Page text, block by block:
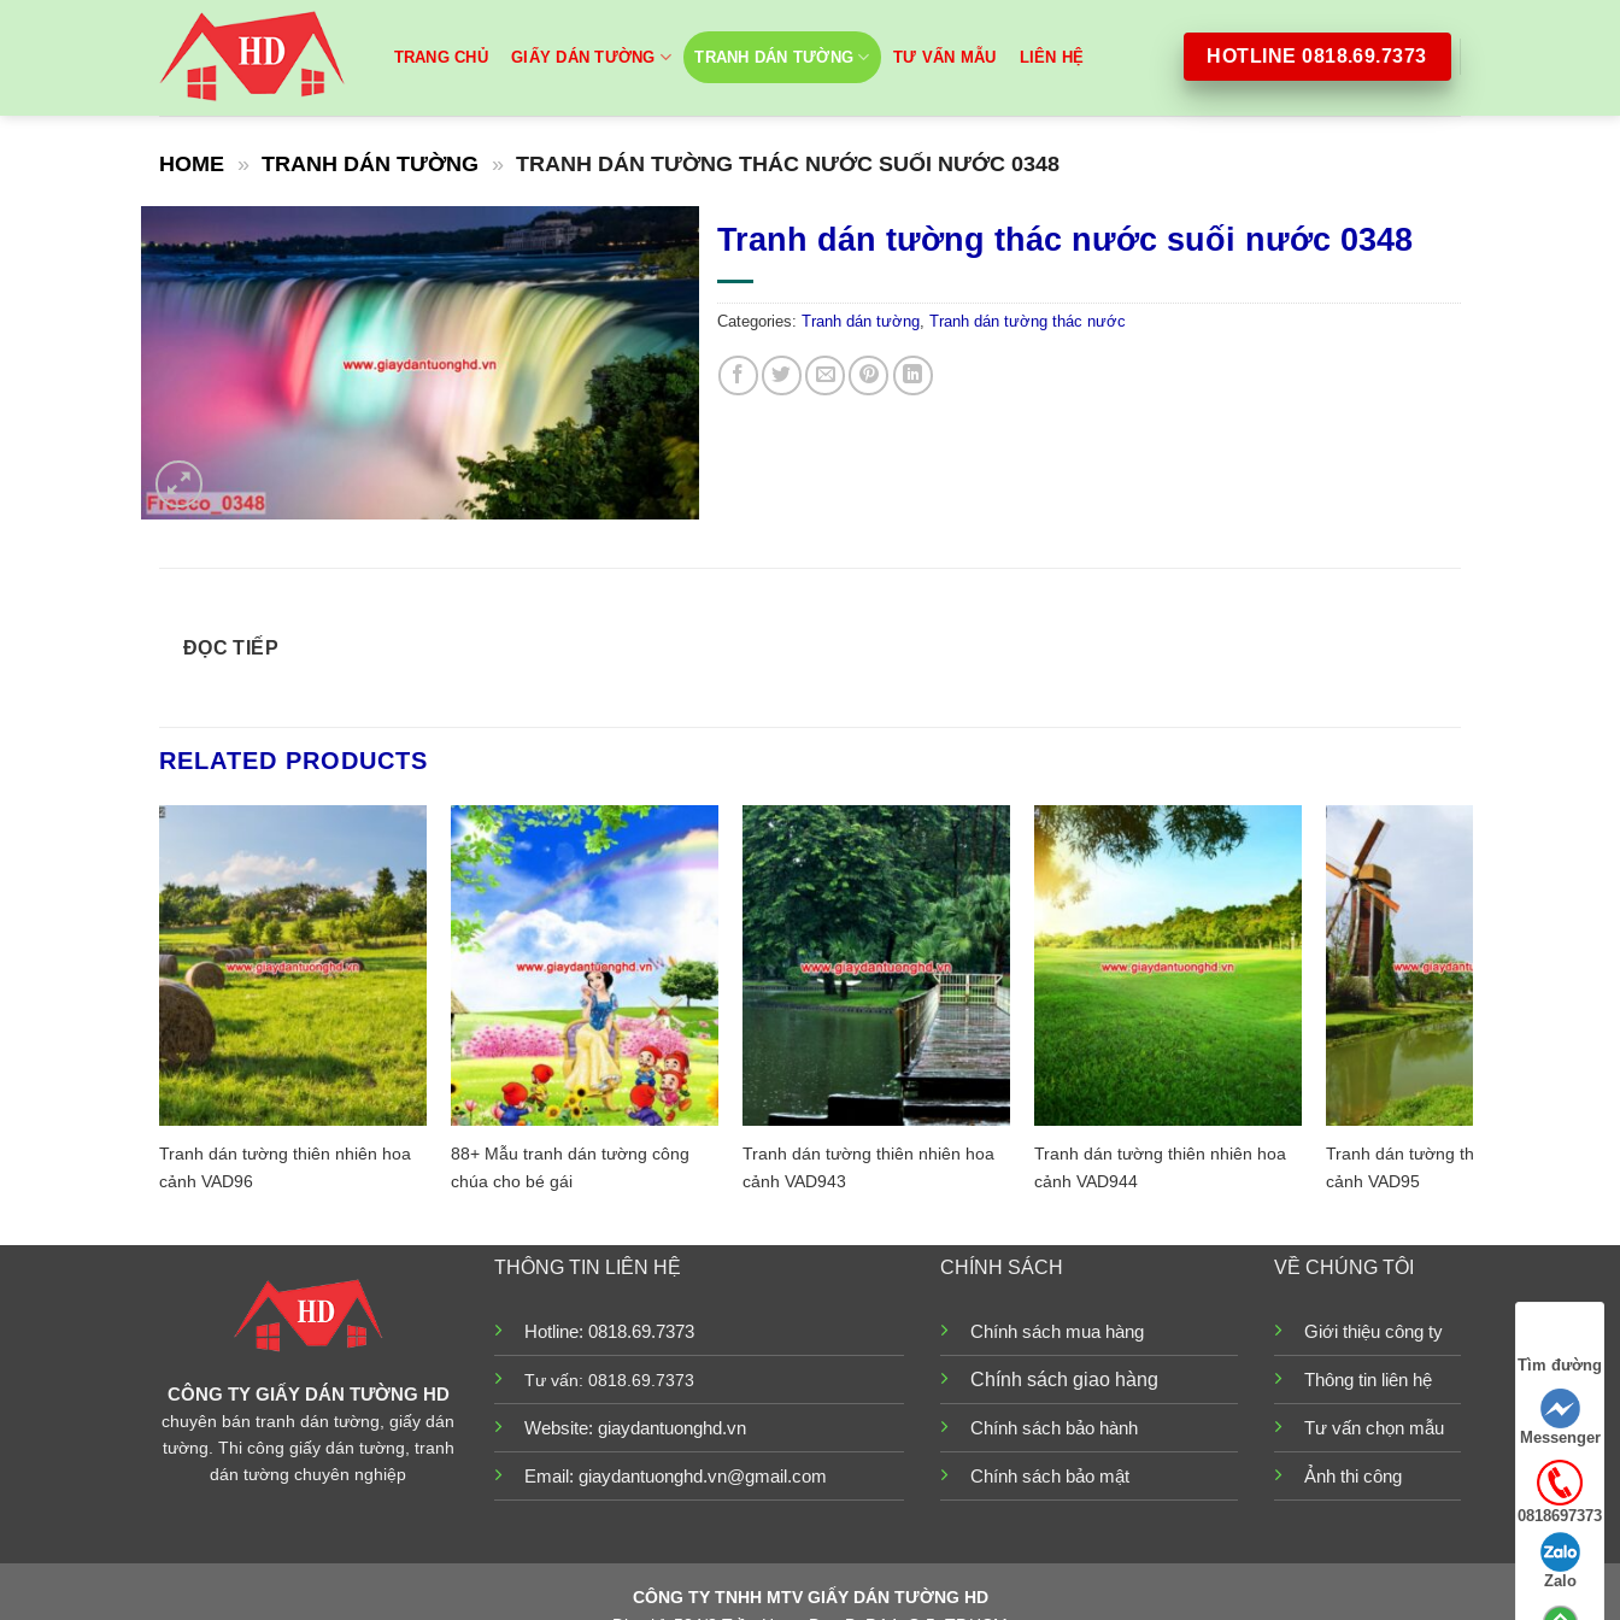
TRANG CHỦ GIẤY DÁN TƯỜNG TRANH DÁN TƯỜNG TƯ VẤN MẪU LIÊN HỆ HOTLINE 0818.69.7373
HOME » TRANH DÁN TƯỜNG » TRANH DÁN TƯỜNG THÁC NƯỚC SUỐI NƯỚC 0348
Tranh dán tường thác nước suối nước 0348
Categories: Tranh dán tường, Tranh dán tường thác nước
ĐỌC TIẾP
RELATED PRODUCTS
Tranh dán tường thiên nhiên hoa
cảnh VAD96
88+ Mẫu tranh dán tường công
chúa cho bé gái
Tranh dán tường thiên nhiên hoa
cảnh VAD943
Tranh dán tường thiên nhiên hoa
cảnh VAD944
Tranh dán tường thiên nhiên hoa
cảnh VAD95
CÔNG TY GIẤY DÁN TƯỜNG HD
chuyên bán tranh dán tường, giấy dán
tường. Thi công giấy dán tường, tranh
dán tường chuyên nghiệp
THÔNG TIN LIÊN HỆ
Hotline: 0818.69.7373
Tư vấn: 0818.69.7373
Website: giaydantuonghd.vn
Email: giaydantuonghd.vn@gmail.com
CHÍNH SÁCH
Chính sách mua hàng
Chính sách giao hàng
Chính sách bảo hành
Chính sách bảo mật
VỀ CHÚNG TÔI
Giới thiệu công ty
Thông tin liên hệ
Tư vấn chọn mẫu
Ảnh thi công
CÔNG TY TNHH MTV GIẤY DÁN TƯỜNG HD
Tìm đường
Messenger
0818697373
Zalo